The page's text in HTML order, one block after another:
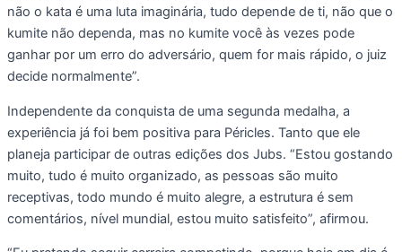
não o kata é uma luta imaginária, tudo depende de ti, não que o
kumite não dependa, mas no kumite você às vezes pode
ganhar por um erro do adversário, quem for mais rápido, o juiz
decide normalmente”.
Independente da conquista de uma segunda medalha, a
experiência já foi bem positiva para Péricles. Tanto que ele
planeja participar de outras edições dos Jubs. “Estou gostando
muito, tudo é muito organizado, as pessoas são muito
receptivas, todo mundo é muito alegre, a estrutura é sem
comentários, nível mundial, estou muito satisfeito”, afirmou.